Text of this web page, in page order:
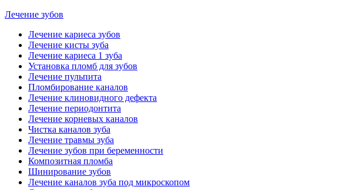
Лечение зубов
Лечение кариеса зубов
Лечение кисты зуба
Лечение кариеса 1 зуба
Установка пломб для зубов
Лечение пульпита
Пломбирование каналов
Лечение клиновидного дефекта
Лечение периодонтита
Лечение корневых каналов
Чистка каналов зуба
Лечение травмы зуба
Лечение зубов при беременности
Композитная пломба
Шинирование зубов
Лечение каналов зуба под микроскопом